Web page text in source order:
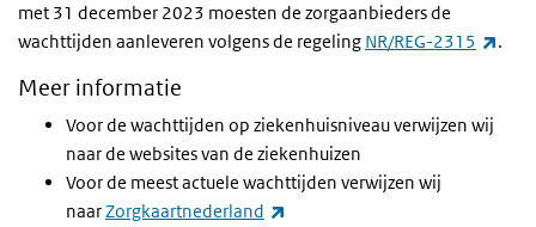
met 31 december 2023 moesten de zorgaanbieders de
wachttijden aanleveren volgens de regeling NR/REG-2315 .
Meer informatie
Voor de wachttijden op ziekenhuisniveau verwijzen wij
naar de websites van de ziekenhuizen
Voor de meest actuele wachttijden verwijzen wij
naarZorgkaartnederland